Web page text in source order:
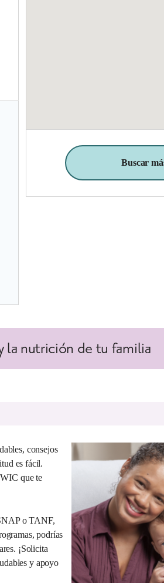
Buscar
la nutrición de tu familia
consejos
es fácil.
que te
o TANF,
podrías
¡Solicita
y apoyo